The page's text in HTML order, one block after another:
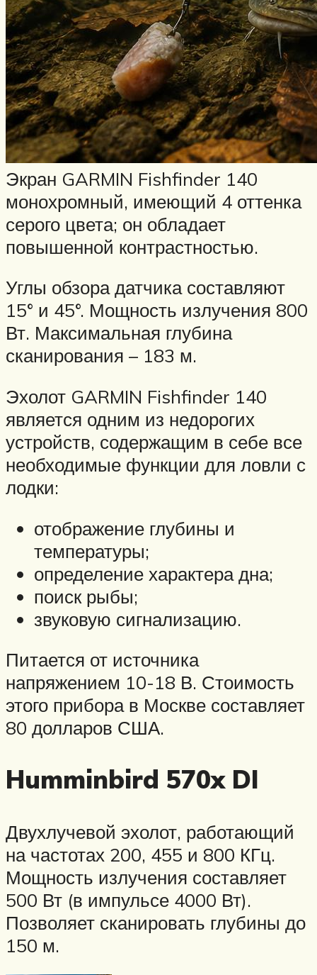
Экран GARMIN Fishfinder 140
монохромный, имеющий 4 оттенка
серого цвета; он обладает
повышенной контрастностью.
Углы обзора датчика составляют
15° и 45°. Мощность излучения 800
Вт. Максимальная глубина
сканирования – 183 м.
Эхолот GARMIN Fishfinder 140
является одним из недорогих
устройств, содержащим в себе все
необходимые функции для ловли с
лодки:
отображение глубины и
температуры;
определение характера дна;
поиск рыбы;
звуковую сигнализацию.
Питается от источника
напряжением 10-18 В. Стоимость
этого прибора в Москве составляет
80 долларов США.
Humminbird 570x DI
Двухлучевой эхолот, работающий
на частотах 200, 455 и 800 КГц.
Мощность излучения составляет
500 Вт (в импульсе 4000 Вт).
Позволяет сканировать глубины до
150 м.